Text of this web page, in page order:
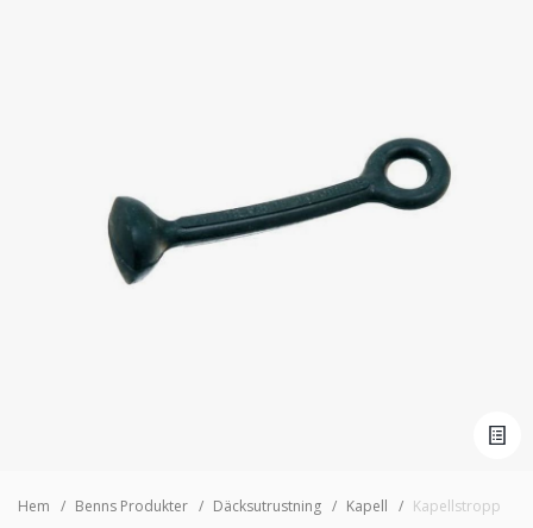
Hem Benns Produkter Däcksutrustning Kapell Kapellstropp